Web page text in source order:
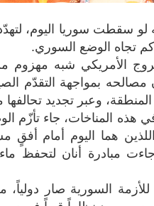
لو سقطت سوريا اليوم،
تجاه الوضع السوري.
الأمريكي شبه مهزوم
بمواجهة التقدّم
وعبر تجديد
في هذه المناخات، جاء
هما اليوم أمام
مبادرة أنان لتحفظ
السورية صار